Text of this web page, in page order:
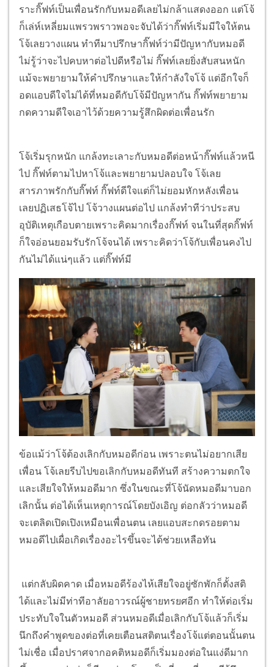
ราะกิ๊ฟท์เป็นเพื่อนรักกับหมอดีเลยไม่กล้าแสดงออก แต่โจ้
ก็เล่ห์เหลี่ยมแพรวพราวพอจะจับได้ว่ากิ๊ฟท์เริ่มมีใจให้ตน
โจ้เลยวางแผน ทำทีมาปรึกษากิ๊ฟท์ว่ามีปัญหากับหมอดี
ไม่รู้ว่าจะไปคบหาต่อไปดีหรือไม่ กิ๊ฟท์เลยยิ่งสับสนหนัก
แม้จะพยายามให้คำปรึกษาและให้กำลังใจโจ้ แต่อีกใจก็
อดแอบดีใจไม่ได้ที่หมอดีกับโจ้มีปัญหากัน กิ๊ฟท์พยายาม
กดความดีใจเอาไว้ด้วยความรู้สึกผิดต่อเพื่อนรัก
โจ้เริ่มรุกหนัก แกล้งทะเลาะกับหมอดีต่อหน้ากิ๊ฟท์แล้วหนี
ไป กิ๊ฟท์ตามไปหาโจ้และพยายามปลอบใจ โจ้เลย
สารภาพรักกับกิ๊ฟท์ กิ๊ฟท์ดีใจแต่ก็ไม่ยอมหักหลังเพื่อน
เลยปฏิเสธโจ้ไป โจ้วางแผนต่อไป แกล้งทำทีว่าประสบ
อุบัติเหตุเกือบตายเพราะคิดมากเรื่องกิ๊ฟท์ จนในที่สุดกิ๊ฟท์
ก็ใจอ่อนยอมรับรักโจ้จนได้ เพราะคิดว่าโจ้กับเพื่อนคงไป
กันไม่ได้แน่ๆแล้ว แต่กิ๊ฟท์มี
ข้อแม้ว่าโจ้ต้องเลิกกับหมอดีก่อน เพราะตนไม่อยากเสีย
เพื่อน โจ้เลยรีบไปขอเลิกกับหมอดีทันที สร้างความตกใจ
และเสียใจให้หมอดีมาก ซึ่งในขณะที่โจ้นัดหมอดีมาบอก
เลิกนั้น ต่อได้เห็นเหตุการณ์โดยบังเอิญ ต่อกลัวว่าหมอดี
จะเตลิดเปิดเปิงเหมือนเพื่อนตน เลยแอบสะกดรอยตาม
หมอดีไปเผื่อเกิดเรื่องอะไรขึ้นจะได้ช่วยเหลือทัน
แต่กลับผิดคาด เมื่อหมอดีร้องไห้เสียใจอยู่ซักพักก็ตั้งสติ
ได้และไม่มีท่าทีอาลัยอาวรณ์ผู้ชายทรยศอีก ทำให้ต่อเริ่ม
ประทับใจในตัวหมอดี ส่วนหมอดีเมื่อเลิกกับโจ้แล้วก็เริ่ม
นึกถึงคำพูดของต่อที่เคยเตือนสติตนเรื่องโจ้แต่ตอนนั้นตน
ไม่เชื่อ เมื่อปราศจากอคติหมอดีก็เริ่มมองต่อในแง่ดีมาก